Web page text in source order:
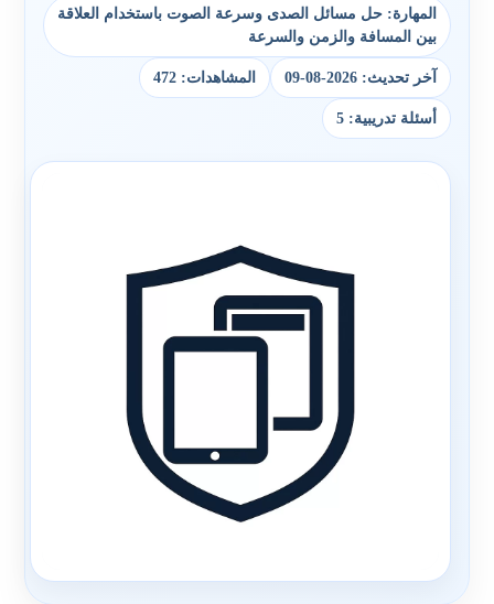
المهارة: حل مسائل الصدى وسرعة الصوت باستخدام العلاقة
بين المسافة والزمن والسرعة
آخر تحديث: 2026-08-09 المشاهدات: 472
أسئلة تدريبية: 5